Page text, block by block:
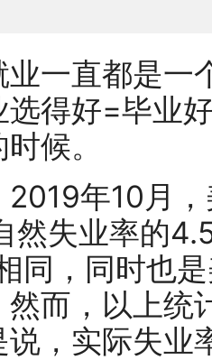
业一直都是一
得好=毕业
候。
年10月
然失业率的
同，同时也
而，以上统
说，实际失业